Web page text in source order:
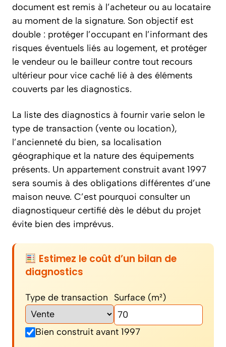
document est remis à l’acheteur ou au locataire
au moment de la signature. Son objectif est
double : protéger l’occupant en l’informant des
risques éventuels liés au logement, et protéger
le vendeur ou le bailleur contre tout recours
ultérieur pour vice caché lié à des éléments
couverts par les diagnostics.
La liste des diagnostics à fournir varie selon le
type de transaction (vente ou location),
l’ancienneté du bien, sa localisation
géographique et la nature des équipements
présents. Un appartement construit avant 1997
sera soumis à des obligations différentes d’une
maison neuve. C’est pourquoi consulter un
diagnostiqueur certifié dès le début du projet
évite bien des imprévus.
Estimez le coût d’un bilan de
diagnostics
Type de transaction Surface (m²)
Bien construit avant 1997